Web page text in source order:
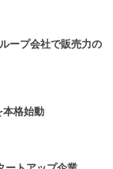
ープ会社で販売力の
本格始動